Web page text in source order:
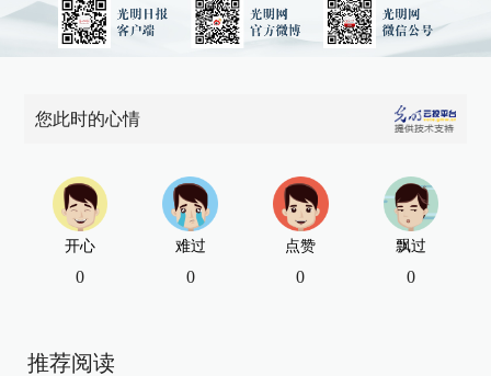
您此时的心情
开心
0
难过
0
点赞
0
飘过
0
推荐阅读